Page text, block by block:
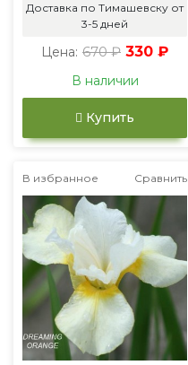
Доставка по Тимашевску от
3-5 дней
Цена: 670 ₽ 330 ₽
В наличии
Купить
В избранное Сравнить